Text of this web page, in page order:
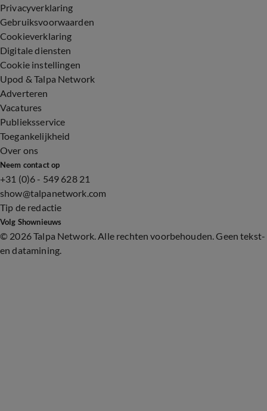
Privacyverklaring
Gebruiksvoorwaarden
Cookieverklaring
Digitale diensten
Cookie instellingen
Upod & Talpa Network
Adverteren
Vacatures
Publieksservice
Toegankelijkheid
Over ons
Neem contact op
+31 (0)6 - 549 628 21
show@talpanetwork.com
Tip de redactie
Volg Shownieuws
© 2026 Talpa Network. Alle rechten voorbehouden. Geen tekst-
en datamining.